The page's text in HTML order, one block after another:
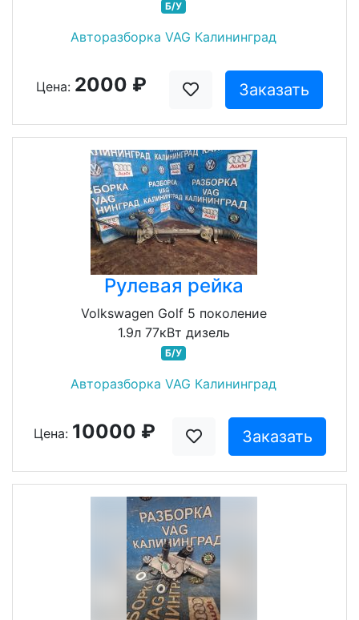
Б/У
Авторазборка VAG Калининград
Цена: 2000 ₽ Заказать
Рулевая рейка
Volkswagen Golf 5 поколение
1.9л 77кВт дизель
Б/У
Авторазборка VAG Калининград
Цена: 10000 ₽ Заказать